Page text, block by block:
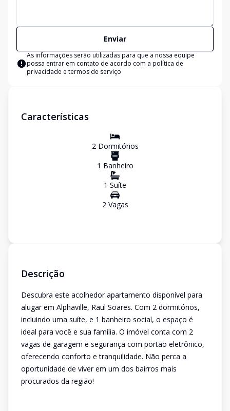
Enviar
As informações serão utilizadas para que a nossa equipe
possa entrar em contato de acordo com a política de
privacidade e termos de serviço
Características
2Dormitórios
1 Banheiro
1 Suíte
2Vagas
Descrição
Descubra este acolhedor apartamento disponível para
alugar em Alphaville, Raul Soares. Com 2 dormitórios,
incluindo uma suíte, e 1 banheiro social, o espaço é
ideal para você e sua família. O imóvel conta com 2
vagas de garagem e segurança com portão eletrônico,
oferecendo conforto e tranquilidade. Não perca a
oportunidade de viver em um dos bairros mais
procurados da região!